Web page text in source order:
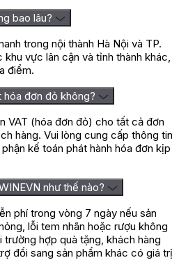
bao lâu?
trong nội thành Hà Nội và TP.
vực lân cận và tỉnh thành khác,
điểm.
đơn đỏ không?
VAT (hóa đơn đỏ) cho tất cả đơn
hàng. Vui lòng cung cấp thông tin
kế toán phát hành hóa đơn kịp
như thế nào?
phí trong vòng 7 ngày nếu sản
lỗi tem nhãn hoặc rượu không
hợp quà tặng, khách hàng
đổi sang sản phẩm khác có giá trị